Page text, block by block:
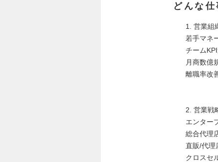
どんな仕
1. 営業組
若手マネ
チーム
月商数億
離職率改
2. 営業戦
エンター
総合代理
直販/代理
クロスセ